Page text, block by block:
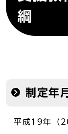
綱
制定年
平成19年（